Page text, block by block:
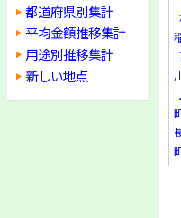
都道府県別集計
平均金額推移集計
用途別推移集計
新しい地点